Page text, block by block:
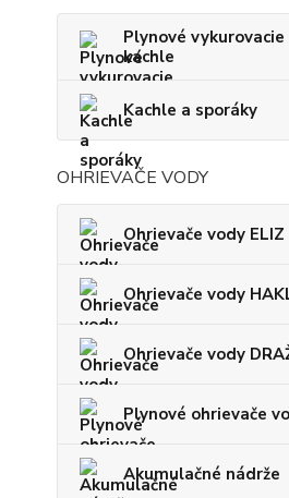
Plynové vykurovacie
kachle
Kachle a sporáky
OHRIEVAČE VODY
Ohrievače vody ELIZ
Ohrievače vody
Ohrievače vody
Plynové ohrievače
Akumulačné nádrže